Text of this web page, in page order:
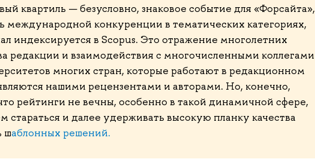
квартиль — безусловно, знаковое событие для «Форсайта»,
международной конкуренции в тематических категориях,
индексируется в Scopus. Это отражение многолетних
редакции и взаимодействия с многочисленными коллегами
многих стран, которые работают в редакционном
нашими рецензентами и авторами. Но, конечно,
рейтинги не вечны, особенно в такой динамичной сфере,
стараться и далее удерживать высокую планку качества
шаблонных решений.